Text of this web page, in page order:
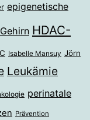
epigenetische
Gehirn HDAC-
Isabelle Mansuy Jörn
Leukämie
perinatale
Prävention